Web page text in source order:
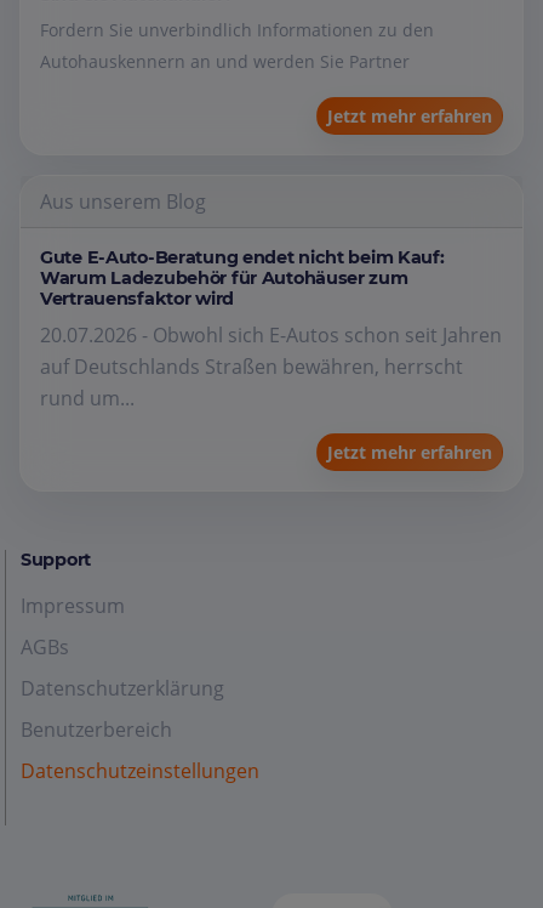
Fordern Sie unverbindlich Informationen zu den
Autohauskennern an und werden Sie Partner
Jetzt mehr erfahren
Aus unserem Blog
Gute E-Auto-Beratung endet nicht beim Kauf:
Warum Ladezubehör für Autohäuser zum
Vertrauensfaktor wird
20.07.2026 - Obwohl sich E-Autos schon seit Jahren
auf Deutschlands Straßen bewähren, herrscht
rund um...
Jetzt mehr erfahren
Support
Impressum
AGBs
Datenschutzerklärung
Benutzerbereich
Datenschutzeinstellungen